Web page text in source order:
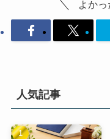
よかっ
人気記事